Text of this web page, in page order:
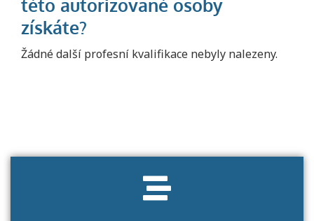
Žádné další profesní kvalifikace nebyly nalezeny.
Projděte si seznam profesních kvalifikací.